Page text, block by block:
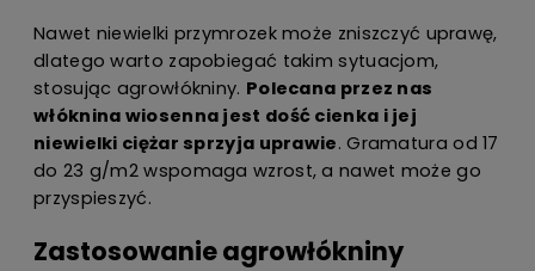
Nawet niewielki przymrozek może zniszczyć uprawę,
dlatego warto zapobiegać takim sytuacjom,
stosując agrowłókniny. Polecana przez nas
włóknina wiosenna jest dość cienka i jej
niewielki ciężar sprzyja uprawie. Gramatura od 17
do 23 g/m2 wspomaga wzrost, a nawet może go
przyspieszyć.
Zastosowanie agrowłókniny